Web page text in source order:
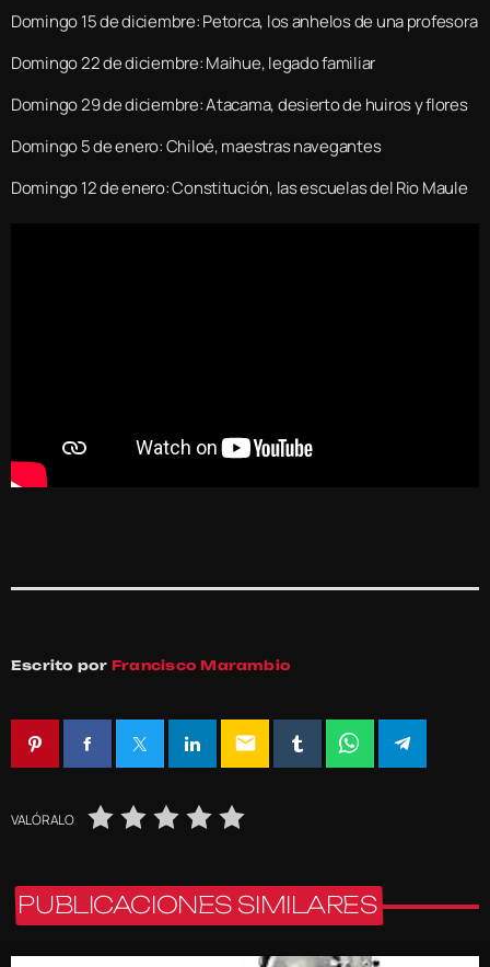
Domingo 15 de diciembre: Petorca, los anhelos de una profesora
Domingo 22 de diciembre: Maihue, legado familiar
Domingo 29 de diciembre: Atacama, desierto de huiros y flores
Domingo 5 de enero: Chiloé, maestras navegantes
Domingo 12 de enero: Constitución, las escuelas del Rio Maule
Escrito por Francisco Marambio
email
VALÓRALO
PUBLICACIONES SIMILARES